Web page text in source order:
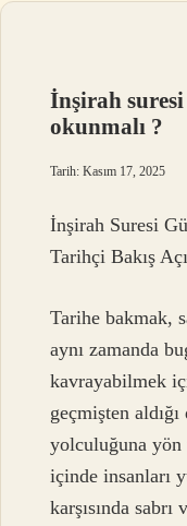
İnşirah
okunmalı ?
Tarih: Kasım 17, 2025
İnşirah Suresi
Tarihçi Bakış
Tarihe bakmak,
aynı zamanda
kavrayabilmek
geçmişten
yolculuğuna yön
içinde insanları
karşısında